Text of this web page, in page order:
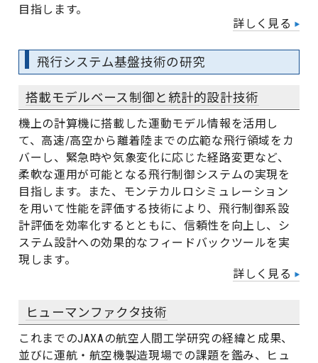
目指します。
詳しく見る
飛行システム基盤技術の研究
搭載モデルベース制御と統計的設計技術
機上の計算機に搭載した運動モデル情報を活用し
て、高速/高空から離着陸までの広範な飛行領域をカ
バーし、緊急時や気象変化に応じた経路変更など、
柔軟な運用が可能となる飛行制御システムの実現を
目指します。また、モンテカルロシミュレーション
を用いて性能を評価する技術により、飛行制御系設
計評価を効率化するとともに、信頼性を向上し、シ
ステム設計への効果的なフィードバックツールを実
現します。
詳しく見る
ヒューマンファクタ技術
これまでのJAXAの航空人間工学研究の経緯と成果、
並びに運航・航空機製造現場での課題を鑑み、ヒュ